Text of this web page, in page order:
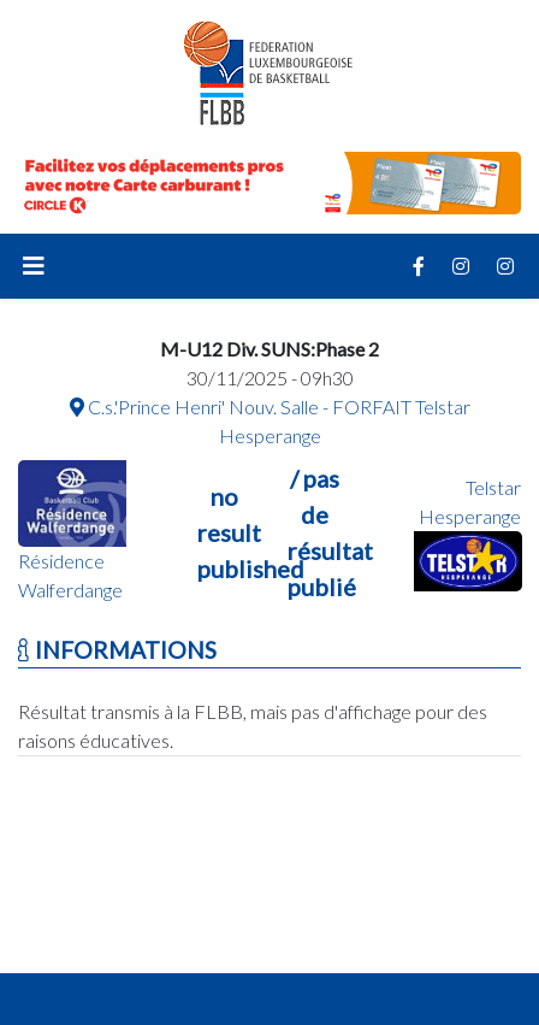
M-U12 Div. SUNS:Phase 2
30/11/2025 - 09h30
C.s.'Prince Henri' Nouv. Salle - FORFAIT Telstar
Hesperange
Résidence
Walferdange
no
result
published
/ pas
de
résultat
publié
Telstar
Hesperange
INFORMATIONS
Résultat transmis à la FLBB, mais pas d'affichage pour des
raisons éducatives.